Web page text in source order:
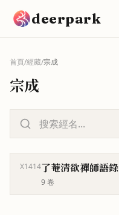
deerpark
首頁/經藏/宗成
宗成
X1414了菴清欲禪師語錄
9卷